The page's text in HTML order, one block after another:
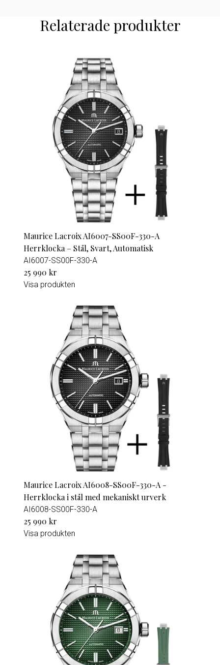
Relaterade produkter
Maurice Lacroix AI6007-SS00F-330-A
Herrklocka – Stål, Svart, Automatisk
AI6007-SS00F-330-A
25 990 kr
Visa produkten
Maurice Lacroix AI6008-SS00F-330-A -
Herrklocka i stål med mekaniskt urverk
AI6008-SS00F-330-A
25 990 kr
Visa produkten